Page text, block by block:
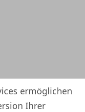
ermöglichen
Ihrer